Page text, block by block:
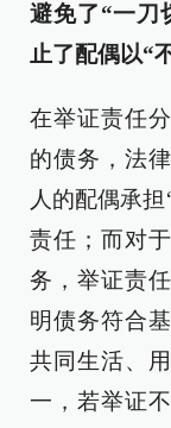
避免了“一刀
止了配偶以“
在举证责任
的债务，法
人的配偶承
责任；而对
务，举证责
明债务符合
共同生活、
一，若举证